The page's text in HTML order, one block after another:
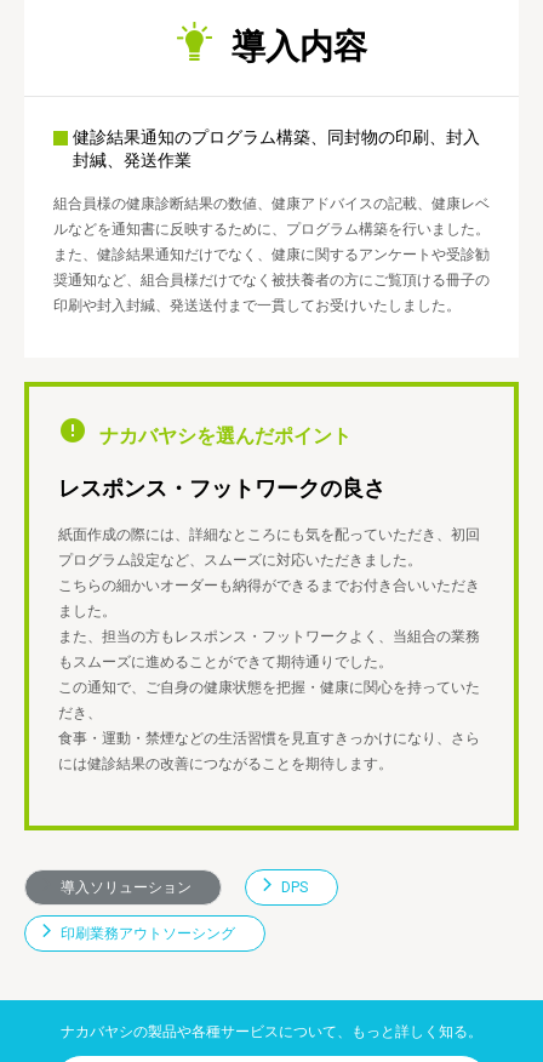
導入内容
健診結果通知のプログラム構築、同封物の印刷、封入
封緘、発送作業
組合員様の健康診断結果の数値、健康アドバイスの記載、健康レベ
ルなどを通知書に反映するために、プログラム構築を行いました。
また、健診結果通知だけでなく、健康に関するアンケートや受診勧
奨通知など、組合員様だけでなく被扶養者の方にご覧頂ける冊子の
印刷や封入封緘、発送送付まで一貫してお受けいたしました。
ナカバヤシを選んだポイント
レスポンス・フットワークの良さ
紙面作成の際には、詳細なところにも気を配っていただき、初回
プログラム設定など、スムーズに対応いただきました。
こちらの細かいオーダーも納得ができるまでお付き合いいただき
ました。
また、担当の方もレスポンス・フットワークよく、当組合の業務
もスムーズに進めることができて期待通りでした。
この通知で、ご自身の健康状態を把握・健康に関心を持っていた
だき、
食事・運動・禁煙などの生活習慣を見直すきっかけになり、さら
には健診結果の改善につながることを期待します。
導入ソリューション DPS
印刷業務アウトソーシング
ナカバヤシの製品や各種サービスについて、もっと詳しく知る。